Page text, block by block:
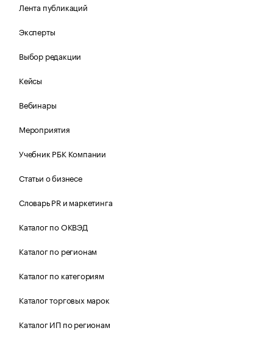
Лента публикаций
Эксперты
Выбор редакции
Кейсы
Вебинары
Мероприятия
Учебник РБК Компании
Статьи о бизнесе
Словарь PR и маркетинга
Каталог по ОКВЭД
Каталог по регионам
Каталог по категориям
Каталог торговых марок
Каталог ИП по регионам